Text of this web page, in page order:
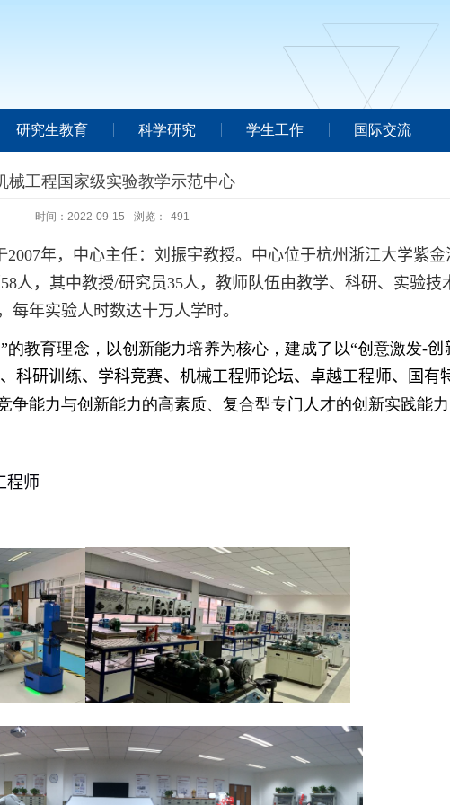
研究生教育 科学研究 学生工作 国际交流
械工程国家级实验教学示范中心
时间：2022-09-15 浏览： 491
2007年，中心主任：刘振宇教授。中心位于杭州浙江大学紫金
58人，其中教授/研究员35人，教师队伍由教学、科研、实验技
年实验人时数达十万人学时。
教育理念，以创新能力培养为核心，建成了以“创意激发-创
科研训练、学科竞赛、机械工程师论坛、卓越工程师、国有
争能力与创新能力的高素质、复合型专门人才的创新实践能力
程师